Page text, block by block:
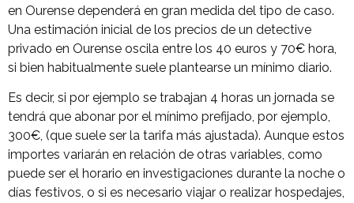
en Ourense dependerá en gran medida del tipo de caso.
Una estimación inicial de los precios de un detective
privado en Ourense oscila entre los 40 euros y 70€ hora,
si bien habitualmente suele plantearse un mínimo diario.
Es decir, si por ejemplo se trabajan 4 horas un jornada se
tendrá que abonar por el mínimo prefijado, por ejemplo,
300€, (que suele ser la tarifa más ajustada). Aunque estos
importes variarán en relación de otras variables, como
puede ser el horario en investigaciones durante la noche o
días festivos, o si es necesario viajar o realizar hospedajes,